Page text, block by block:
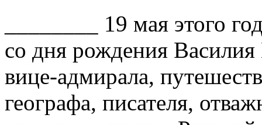
________ 19 мая этого
со дня рождения
вице-адмирала,
географа, писателя,